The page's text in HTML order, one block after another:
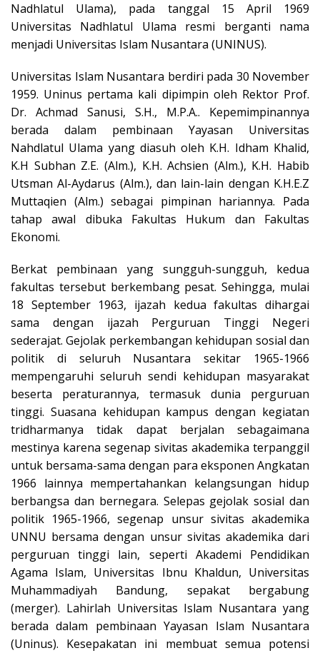
Nadhlatul Ulama), pada tanggal 15 April 1969
Universitas Nadhlatul Ulama resmi berganti nama
menjadi Universitas Islam Nusantara (UNINUS).
Universitas Islam Nusantara berdiri pada 30 November
1959. Uninus pertama kali dipimpin oleh Rektor Prof.
Dr. Achmad Sanusi, S.H., M.P.A.. Kepemimpinannya
berada dalam pembinaan Yayasan Universitas
Nahdlatul Ulama yang diasuh oleh K.H. Idham Khalid,
K.H Subhan Z.E. (Alm.), K.H. Achsien (Alm.), K.H. Habib
Utsman Al-Aydarus (Alm.), dan lain-lain dengan K.H.E.Z
Muttaqien (Alm.) sebagai pimpinan hariannya. Pada
tahap awal dibuka Fakultas Hukum dan Fakultas
Ekonomi.
Berkat pembinaan yang sungguh-sungguh, kedua
fakultas tersebut berkembang pesat. Sehingga, mulai
18 September 1963, ijazah kedua fakultas dihargai
sama dengan ijazah Perguruan Tinggi Negeri
sederajat. Gejolak perkembangan kehidupan sosial dan
politik di seluruh Nusantara sekitar 1965-1966
mempengaruhi seluruh sendi kehidupan masyarakat
beserta peraturannya, termasuk dunia perguruan
tinggi. Suasana kehidupan kampus dengan kegiatan
tridharmanya tidak dapat berjalan sebagaimana
mestinya karena segenap sivitas akademika terpanggil
untuk bersama-sama dengan para eksponen Angkatan
1966 lainnya mempertahankan kelangsungan hidup
berbangsa dan bernegara. Selepas gejolak sosial dan
politik 1965-1966, segenap unsur sivitas akademika
UNNU bersama dengan unsur sivitas akademika dari
perguruan tinggi lain, seperti Akademi Pendidikan
Agama Islam, Universitas Ibnu Khaldun, Universitas
Muhammadiyah Bandung, sepakat bergabung
(merger). Lahirlah Universitas Islam Nusantara yang
berada dalam pembinaan Yayasan Islam Nusantara
(Uninus). Kesepakatan ini membuat semua potensi